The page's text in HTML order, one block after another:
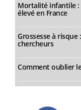
Mortalité infantile :
élevé en France
Grossesse à
chercheurs
Comment oublier